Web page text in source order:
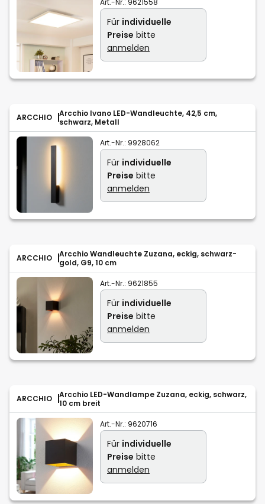
Für individuelle
Preise bitte
anmelden
ARCCHIO
Arcchio Ivano LED-Wandleuchte, 42,5 cm,
schwarz, Metall
Art.-Nr.: 9928062
Für individuelle
Preise bitte
anmelden
ARCCHIO
Arcchio Wandleuchte Zuzana, eckig, schwarz-
gold, G9, 10 cm
Art.-Nr.: 9621855
Für individuelle
Preise bitte
anmelden
ARCCHIO
Arcchio LED-Wandlampe Zuzana, eckig, schwarz,
10 cm breit
Art.-Nr.: 9620716
Für individuelle
Preise bitte
anmelden